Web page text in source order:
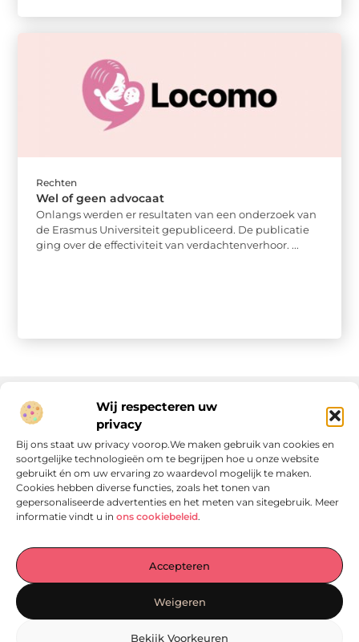
Wij respecteren uw
privacy
Bij ons staat uw privacy voorop.We maken gebruik van cookies en
soortgelijke technologieën om te begrijpen hoe u onze website
gebruikt én om uw ervaring zo waardevol mogelijk te maken.
Cookies hebben diverse functies, zoals het tonen van
gepersonaliseerde advertenties en het meten van sitegebruik. Meer
informatie vindt u in ons cookiebeleid.
Accepteren
Weigeren
Bekijk Voorkeuren
Rechten
Wel of geen advocaat
Onlangs werden er resultaten van een onderzoek van
de Erasmus Universiteit gepubliceerd. De publicatie
ging over de effectiviteit van verdachtenverhoor. ...
, praktische tips waar je écht iets aan hebt en artikelen
vandaag opLocomo.nl
Onze informatie